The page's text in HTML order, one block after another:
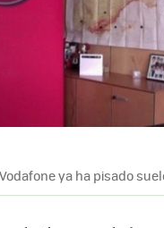
Vodafone ya ha pisado